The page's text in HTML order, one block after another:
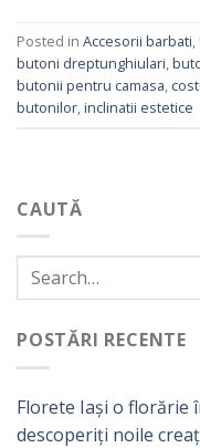
CAUTĂ
POSTĂRI RECENTE
Florete Iași o florărie
descoperiți noile
Posted in Accesorii barbati,
butoni dreptunghiulari,
butonii pentru camasa,
butonilor,inclinatii estetice